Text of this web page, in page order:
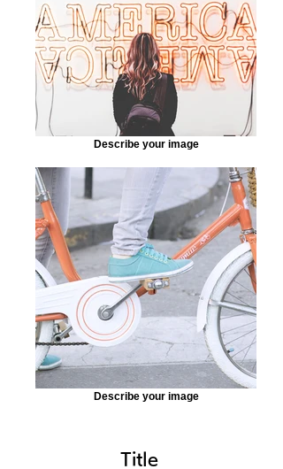
Describe your image
Describe your image
Title